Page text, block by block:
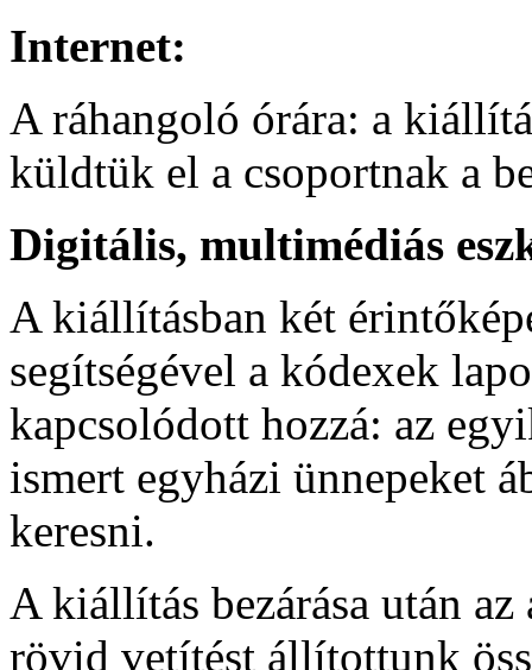
Internet:
A ráhangoló órára: a
küldtük el a csoportnak a
Digitális, multimédiás
A kiállításban két
segítségével a kódexek
kapcsolódott hozzá: az
ismert egyházi ünnepeket
keresni.
A kiállítás bezárása után
rövid vetítést állítottunk